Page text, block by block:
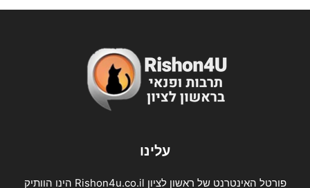
עלינו
פורטל האינטרנט של ראשון לציון Rishon4u.co.il הינו הוותיק